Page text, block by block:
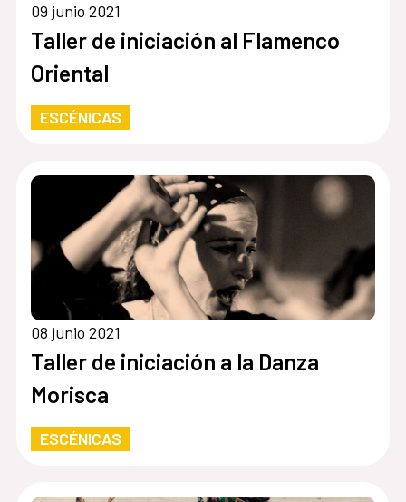
09 junio 2021
Taller de iniciación al Flamenco
Oriental
ESCÉNICAS
08 junio 2021
Taller de iniciación a la Danza
Morisca
ESCÉNICAS